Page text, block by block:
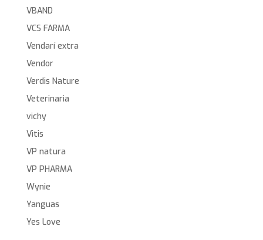
VBAND
VCS FARMA
Vendarí extra
Vendor
Verdis Nature
Veterinaria
vichy
Vitis
VP natura
VP PHARMA
Wynie
Yanguas
Yes Love